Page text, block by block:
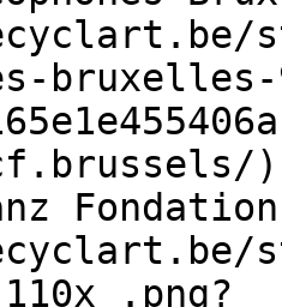
bruxelles-
)